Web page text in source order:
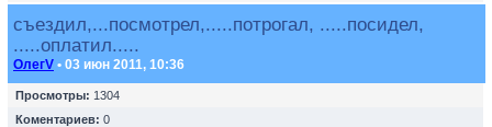
съездил,...посмотрел,.....потрогал, .....посидел,
.....оплатил.....
ОлегV • 03 июн 2011, 10:36
Просмотры: 1304
Коментариев: 0